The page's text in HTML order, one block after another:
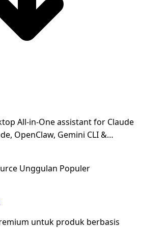
All-in-One assistant for Claude
OpenClaw, Gemini CLI &
Unggulan Populer
untuk produk berbasis